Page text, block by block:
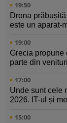
19:50
Drona
este un aparat-
19:00
Grecia propune
parte din
17:00
Unde sunt cele
2026. IT-ul și
15:00